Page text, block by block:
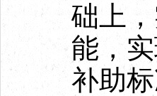
础上
能，
补助